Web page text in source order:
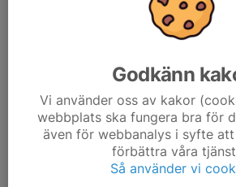
Info om manuskort från kansliet:
Samtliga spelare och ledare samlas
eller ledare läser manuskortet (finns
Efter att matchvärd eller ledare har
hälsar samtliga i hand på varandra.
I de serier där lag från andra
det viktigt att meddela
matcher som spelas i Södermanland
Godkänn
Vi använder oss av kakor
webbplats ska fungera bra för
även för webbanalys i syfte
förbättra våra
Så använder vi